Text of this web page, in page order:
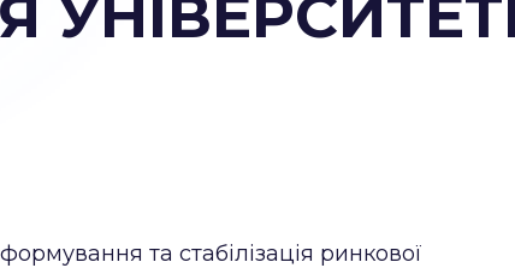
та стабілізація ринкової